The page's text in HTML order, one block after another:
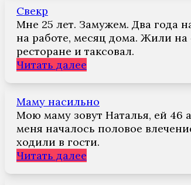
Свекр
Мне 25 лет. Замужем. Два года
на работе, месяц дома. Жили
ресторане и таксовал.
Читать далее
Маму насильно
Мою маму зовут Наталья, ей 46
меня началось половое
ходили в гости.
Читать далее